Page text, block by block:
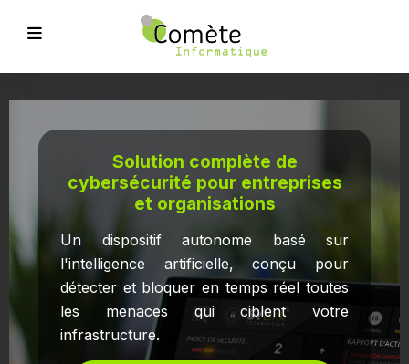
Solution complète de
cybersécurité pour entreprises
et organisations
Un dispositif autonome basé sur
l'intelligence artificielle, conçu pour
détecter et bloquer en temps réel toutes
les menaces qui ciblent votre
infrastructure.